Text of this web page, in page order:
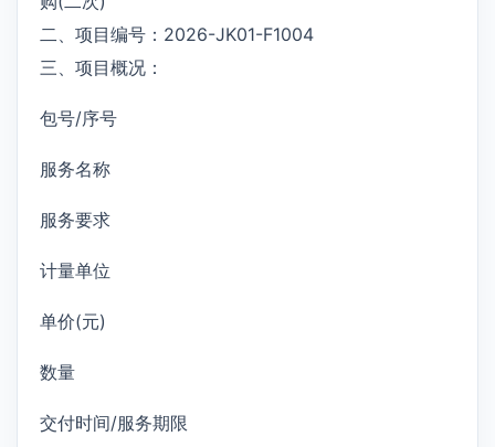
二、项目编号：2026-JK01-F1004
三、项目概况：
包号/序号
服务名称
服务要求
计量单位
单价(元)
数量
交付时间/服务期限